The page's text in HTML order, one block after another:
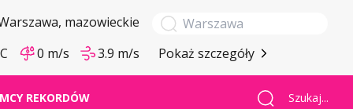
, mazowieckie
0 m/s 3.9 m/s Pokaż szczegóły
REKORDÓW Szukaj...